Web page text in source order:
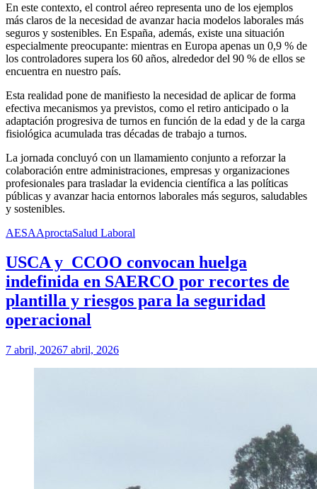
En este contexto, el control aéreo representa uno de los ejemplos
más claros de la necesidad de avanzar hacia modelos laborales más
seguros y sostenibles. En España, además, existe una situación
especialmente preocupante: mientras en Europa apenas un 0,9 % de
los controladores supera los 60 años, alrededor del 90 % de ellos se
encuentra en nuestro país.
Esta realidad pone de manifiesto la necesidad de aplicar de forma
efectiva mecanismos ya previstos, como el retiro anticipado o la
adaptación progresiva de turnos en función de la edad y de la carga
fisiológica acumulada tras décadas de trabajo a turnos.
La jornada concluyó con un llamamiento conjunto a reforzar la
colaboración entre administraciones, empresas y organizaciones
profesionales para trasladar la evidencia científica a las políticas
públicas y avanzar hacia entornos laborales más seguros, saludables
y sostenibles.
AESAAproctaSalud Laboral
USCA y CCOO convocan huelga
indefinida en SAERCO por recortes de
plantilla y riesgos para la seguridad
operacional
7 abril, 20267 abril, 2026